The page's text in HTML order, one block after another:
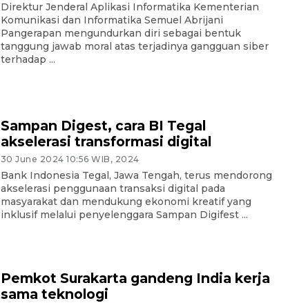
Direktur Jenderal Aplikasi Informatika Kementerian
Komunikasi dan Informatika Semuel Abrijani
Pangerapan mengundurkan diri sebagai bentuk
tanggung jawab moral atas terjadinya gangguan siber
terhadap ...
Sampan Digest, cara BI Tegal
akselerasi transformasi digital
30 June 2024 10:56 WIB, 2024
Bank Indonesia Tegal, Jawa Tengah, terus mendorong
akselerasi penggunaan transaksi digital pada
masyarakat dan mendukung ekonomi kreatif yang
inklusif melalui penyelenggara Sampan Digifest ...
Pemkot Surakarta gandeng India kerja
sama teknologi